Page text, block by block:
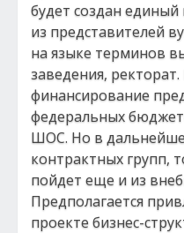
будет создан
из представителей
на языке терминов
заведения,
финансирование
федеральных
ШОС. Но в
контрактных групп,
пойдет еще и из
Предполагается
проекте бизнес-